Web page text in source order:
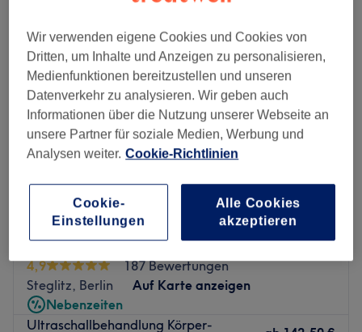
Beauty Instruktion Berlin - Kosmetikstudio
und Laserinstitut
4,9
187 Bewertungen
Steglitz, Berlin
Auf Karte anzeigen
Nebenzeiten
Ultraschallbehandlung Körper-
Wir verwenden eigene Cookies und Cookies von
Dritten, um Inhalte und Anzeigen zu personalisieren,
Medienfunktionen bereitzustellen und unseren
Datenverkehr zu analysieren. Wir geben auch
Informationen über die Nutzung unserer Webseite an
unsere Partner für soziale Medien, Werbung und
Analysen weiter. Cookie-Richtlinien
Cookie-
Einstellungen
Alle Cookies
akzeptieren